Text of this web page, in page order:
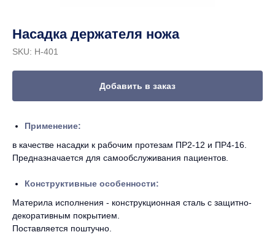
Насадка держателя ножа
SKU: Н-401
Добавить в заказ
Применение:
в качестве насадки к рабочим протезам ПР2-12 и ПР4-16.
Предназначается для самообслуживания пациентов.
Конструктивные особенности:
Материла исполнения - конструкционная сталь с защитно-
декоративным покрытием.
Поставляется поштучно.